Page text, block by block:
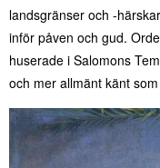
landsgränser och -
inför påven och gud.
huserade i Salomons
och mer allmänt känt